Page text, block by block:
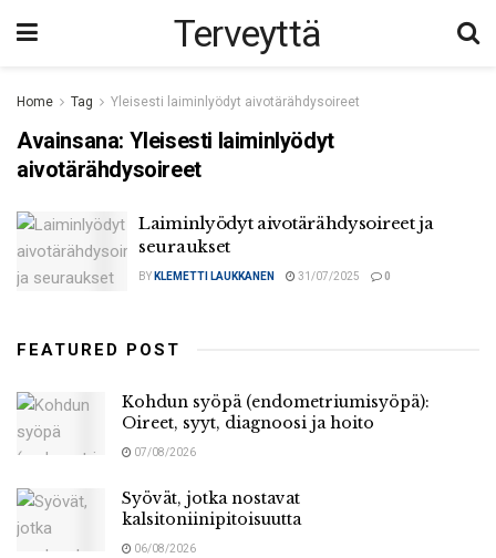
Terveyttä
Home Tag Yleisesti laiminlyödyt aivotärähdysoireet
Avainsana: Yleisesti laiminlyödyt
aivotärähdysoireet
Laiminlyödyt aivotärähdysoireet ja
seuraukset
BY KLEMETTI LAUKKANEN 31/07/2025 0
FEATURED POST
Kohdun syöpä (endometriumisyöpä):
Oireet, syyt, diagnoosi ja hoito
07/08/2026
Syövät, jotka nostavat
kalsitoniinipitoisuutta
06/08/2026